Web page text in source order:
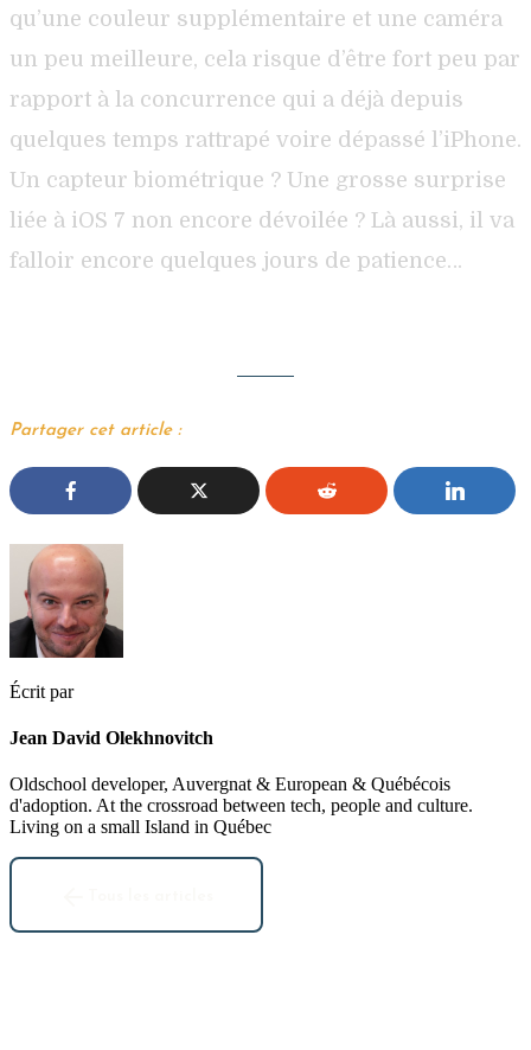
qu’une couleur supplémentaire et une caméra
un peu meilleure, cela risque d’être fort peu par
rapport à la concurrence qui a déjà depuis
quelques temps rattrapé voire dépassé l’iPhone.
Un capteur biométrique ? Une grosse surprise
liée à iOS 7 non encore dévoilée ? Là aussi, il va
falloir encore quelques jours de patience…
Partager cet article :
Écrit par
Jean David Olekhnovitch
Oldschool developer, Auvergnat & European & Québécois
d'adoption. At the crossroad between tech, people and culture.
Living on a small Island in Québec